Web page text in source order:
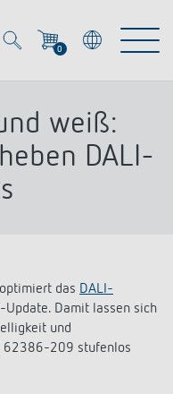
0
weiß:
DALI-
optimiert das DALI-
Update. Damit lassen sich
und
62386-209 stufenlos